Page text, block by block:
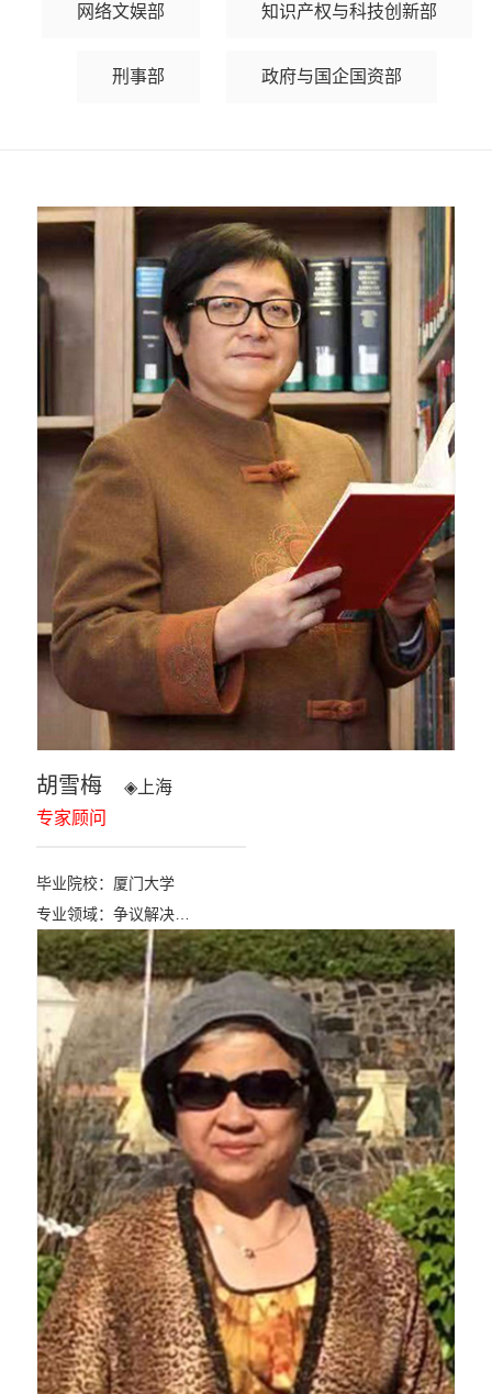
网络文娱部 知识产权与科技创新部
刑事部 政府与国企国资部
胡雪梅 ◈ 上海
专家顾问
毕业院校：厦门大学
专业领域：争议解决…